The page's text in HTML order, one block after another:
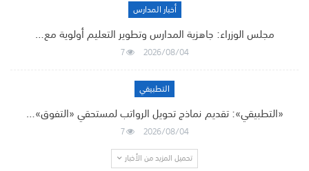
أخبار المدارس
مجلس الوزراء: جاهزية المدارس وتطوير التعليم أولوية مع…
2026/08/04
7
التطبيقي
«التطبيقي»: تقديم نماذج تحويل الرواتب لمستحقي «التفوق»…
2026/08/04
7
تحميل المزيد من الأخبار